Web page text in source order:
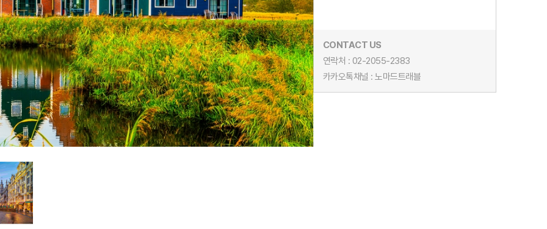
CONTACT US
연락처 : 02-2055-2383
카카오톡채널 : 노마드트래블